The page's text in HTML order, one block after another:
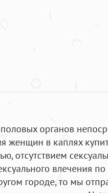
органов
женщин в каплях
отсутствием
влечения
городе, то мы